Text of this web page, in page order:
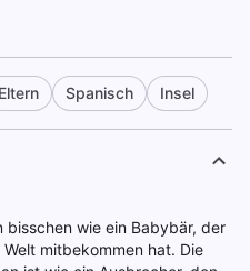
Eltern Spanisch Insel
bisschen wie ein Babybär, der
mitbekommen hat. Die